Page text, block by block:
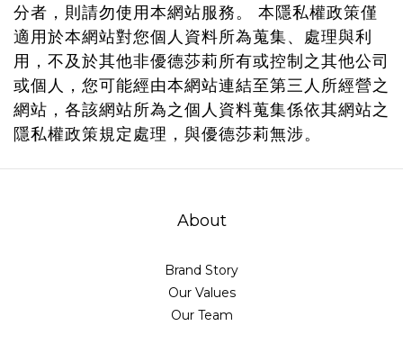
分者，則請勿使用本網站服務。 本隱私權政策僅
適用於本網站對您個人資料所為蒐集、處理與利
用，不及於其他非優德莎莉所有或控制之其他公司
或個人，您可能經由本網站連結至第三人所經營之
網站，各該網站所為之個人資料蒐集係依其網站之
隱私權政策規定處理，與優德莎莉無涉。
About
Brand Story
Our Values
Our Team